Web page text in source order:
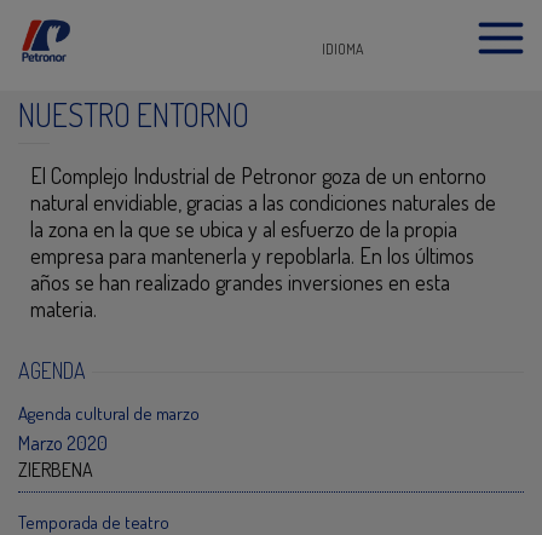
IDIOMA
NUESTRO ENTORNO
El Complejo Industrial de Petronor goza de un entorno
natural envidiable, gracias a las condiciones naturales de
la zona en la que se ubica y al esfuerzo de la propia
empresa para mantenerla y repoblarla. En los últimos
años se han realizado grandes inversiones en esta
materia.
AGENDA
Agenda cultural de marzo
Marzo 2020
ZIERBENA
Temporada de teatro